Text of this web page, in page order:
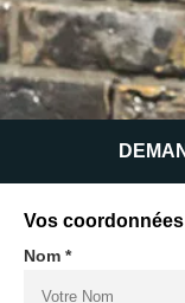
Vos coordonnées
Nom *